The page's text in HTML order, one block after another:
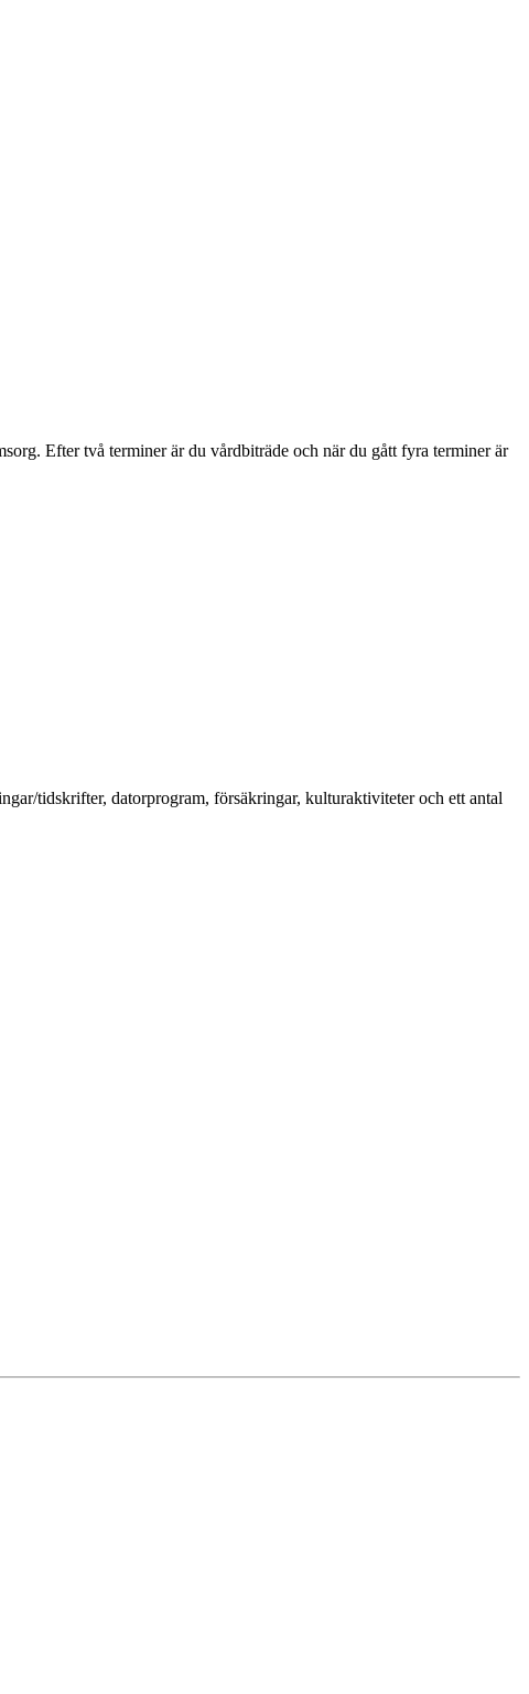
Efter två terminer är du vårdbiträde och när du gått fyra terminer är
tidskrifter, datorprogram, försäkringar, kulturaktiviteter och ett antal